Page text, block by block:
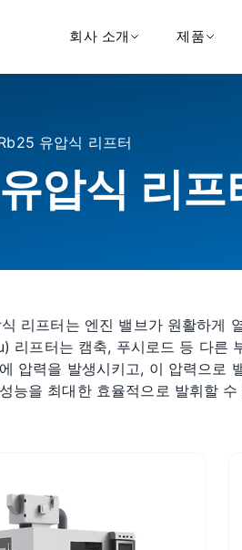
회사 소개 제품
유압식 리프터
압식 리프
리프터는 엔진 밸브가 원활하게
리프터는 캠축, 푸시로드 등 다른
압력을 발생시키고, 이 압력으로
능을 최대한 효율적으로 발휘할